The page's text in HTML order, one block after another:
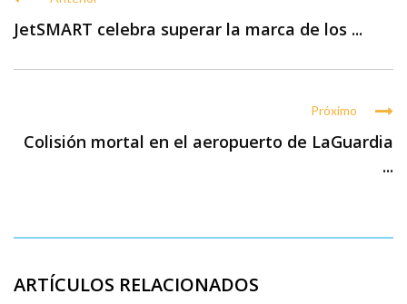
JetSMART celebra superar la marca de los ...
Próximo
Colisión mortal en el aeropuerto de LaGuardia
...
ARTÍCULOS RELACIONADOS